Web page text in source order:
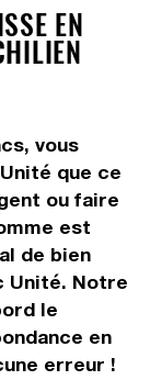
EN
vous
que ce
ou faire
est
de bien
Unité. Notre
le
en
erreur !